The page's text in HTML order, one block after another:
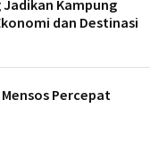
Kampung
dan Destinasi
Percepat